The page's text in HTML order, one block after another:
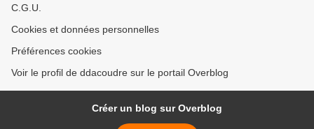
C.G.U.
Cookies et données personnelles
Préférences cookies
Voir le profil de ddacoudre sur le portail Overblog
Créer un blog sur Overblog